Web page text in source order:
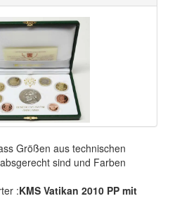
Größen aus technischen
sind und Farben
:KMS Vatikan 2010 PP mit